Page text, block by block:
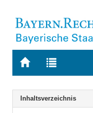
Zur
BAYERN.RECHT
Zur
letzten
Suche
Navigation
Inhaltsverzeichnis